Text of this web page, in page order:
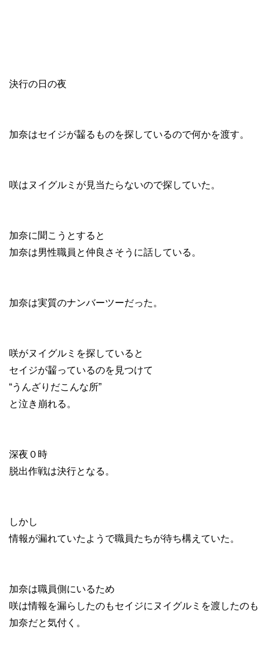
決行の日の夜
加奈はセイジが齧るものを探しているので何かを渡す。
咲はヌイグルミが見当たらないので探していた。
加奈に聞こうとすると
加奈は男性職員と仲良さそうに話している。
加奈は実質のナンバーツーだった。
咲がヌイグルミを探していると
セイジが齧っているのを見つけて
“うんざりだこんな所”
と泣き崩れる。
深夜０時
脱出作戦は決行となる。
しかし
情報が漏れていたようで職員たちが待ち構えていた。
加奈は職員側にいるため
咲は情報を漏らしたのもセイジにヌイグルミを渡したのも
加奈だと気付く。